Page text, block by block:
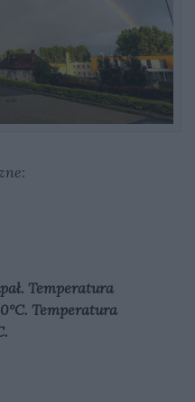
Temperatura
Temperatura